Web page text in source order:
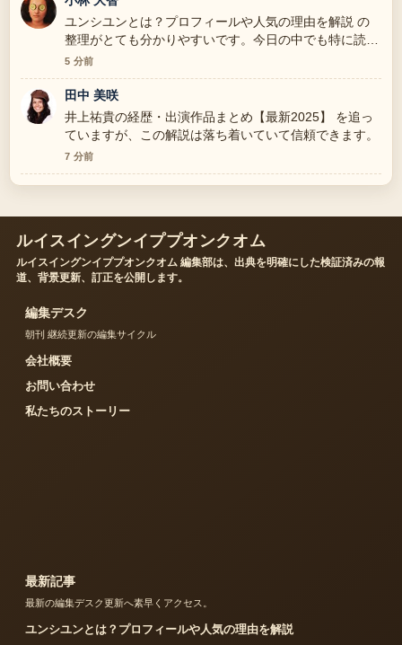
ユンシユンとは？プロフィールや人気の理由を解説 の
整理がとても分かりやすいです。今日の中でも特に読み
やすいです。
5 分前
田中 美咲
井上祐貴の経歴・出演作品まとめ【最新2025】 を追っ
ていますが、この解説は落ち着いていて信頼できます。
7 分前
ルイスイングンイププオンクオム
ルイスイングンイププオンクオム 編集部は、出典を明確にした検証済みの報
道、背景更新、訂正を公開します。
編集デスク
朝刊 継続更新の編集サイクル
会社概要
お問い合わせ
私たちのストーリー
最新記事
最新の編集デスク更新へ素早くアクセス。
ユンシユンとは？プロフィールや人気の理由を解説